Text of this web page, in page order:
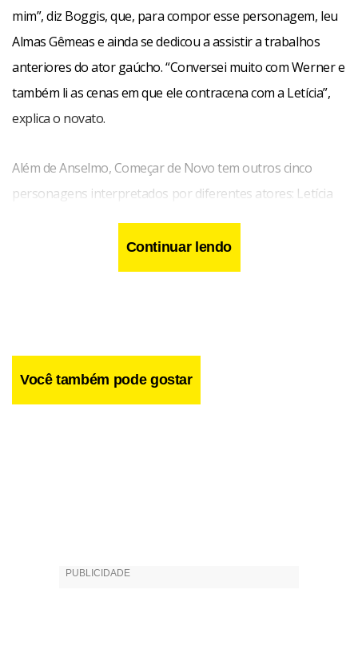
mim”, diz Boggis, que, para compor esse personagem, leu
Almas Gêmeas e ainda se dedicou a assistir a trabalhos
anteriores do ator gaúcho. “Conversei muito com Werner e
também li as cenas em que ele contracena com a Letícia”,
explica o novato.
Além de Anselmo, Começar de Novo tem outros cinco
personagens interpretados por diferentes atores: Letícia
(Natália do Vale/Camila dos Anjos), Miguel Arcanjo (Marcos
Paulo/Thiago Rodrigues), Ademar (Carlos Vereza/Rafael
Primo), Lucrécia (Eva Wilma/ Leona Cavalli), Joana (Solange
Continuar lendo
Você também pode gostar